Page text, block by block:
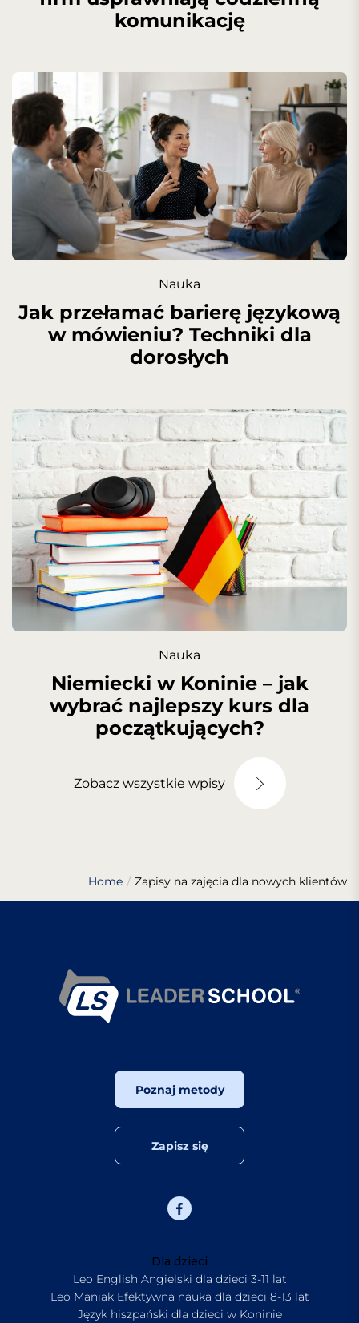
komunikację
Nauka
Jak przełamać barierę językową
w mówieniu? Techniki dla
dorosłych
Nauka
Niemiecki w Koninie – jak
wybrać najlepszy kurs dla
początkujących?
Zobacz wszystkie wpisy
Home Zapisy na zajęcia dla nowych klientów
Poznaj metody
Zapisz się
Dla dzieci
Leo English Angielski dla dzieci 3-11 lat
Leo Maniak Efektywna nauka dla dzieci 8-13 lat
Język hiszpański dla dzieci w Koninie